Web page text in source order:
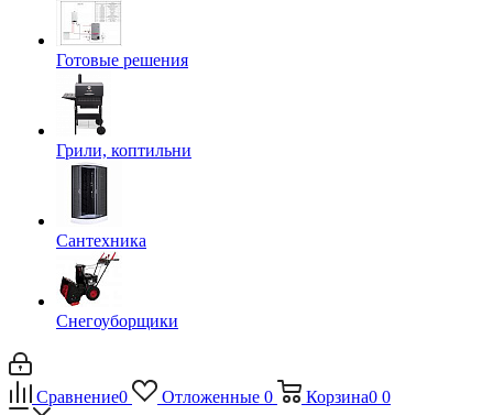
Готовые решения
Грили, коптильни
Сантехника
Снегоуборщики
Сравнение0 Отложенные 0 Корзина0 0